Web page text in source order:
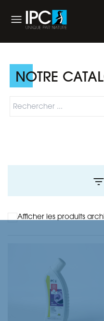
NOTRE
Afficher les produits